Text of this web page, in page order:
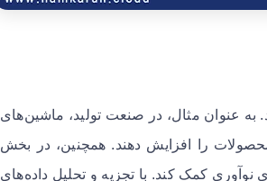
عنوان مثال، در صنعت تولید، ماشین‌های
را افزایش دهند. همچنین، در بخش
کمک کند. با تجزیه و تحلیل داده‌های